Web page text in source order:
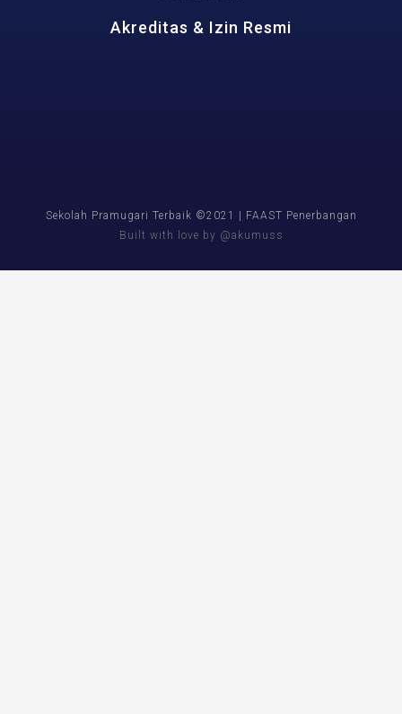
Akreditas & Izin Resmi
Sekolah Pramugari Terbaik ©2021 | FAAST Penerbangan
Built with love by @akumuss